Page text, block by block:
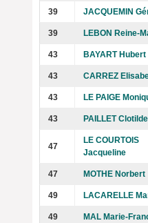
39 JACQUEMIN
39 LEBON Reine-
43 BAYART Hubert
43 CARREZ
43 LE PAIGE
43 PAILLET Clotilde
47
LE COURTOIS
Jacqueline
47 MOTHE Norbert
49 LACARELLE
49 MAL Marie-